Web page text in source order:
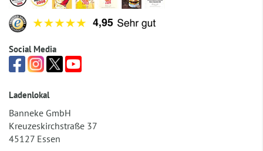
Social Media
Ladenlokal
Banneke GmbH
Kreuzeskirchstraße 37
45127 Essen